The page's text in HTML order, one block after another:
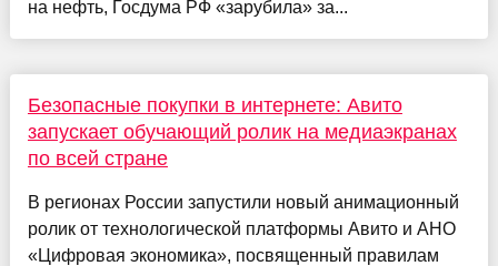
на нефть, Госдума РФ «зарубила» за...
Безопасные покупки в интернете: Авито
запускает обучающий ролик на медиаэкранах
по всей стране
В регионах России запустили новый анимационный
ролик от технологической платформы Авито и АНО
«Цифровая экономика», посвященный правилам